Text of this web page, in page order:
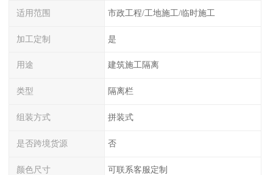
适用范围 市政工程/工地施工/临时施工
加工定制 是
用途 建筑施工隔离
类型 隔离栏
组装方式 拼装式
是否跨境货源 否
颜色尺寸 可联系客服定制